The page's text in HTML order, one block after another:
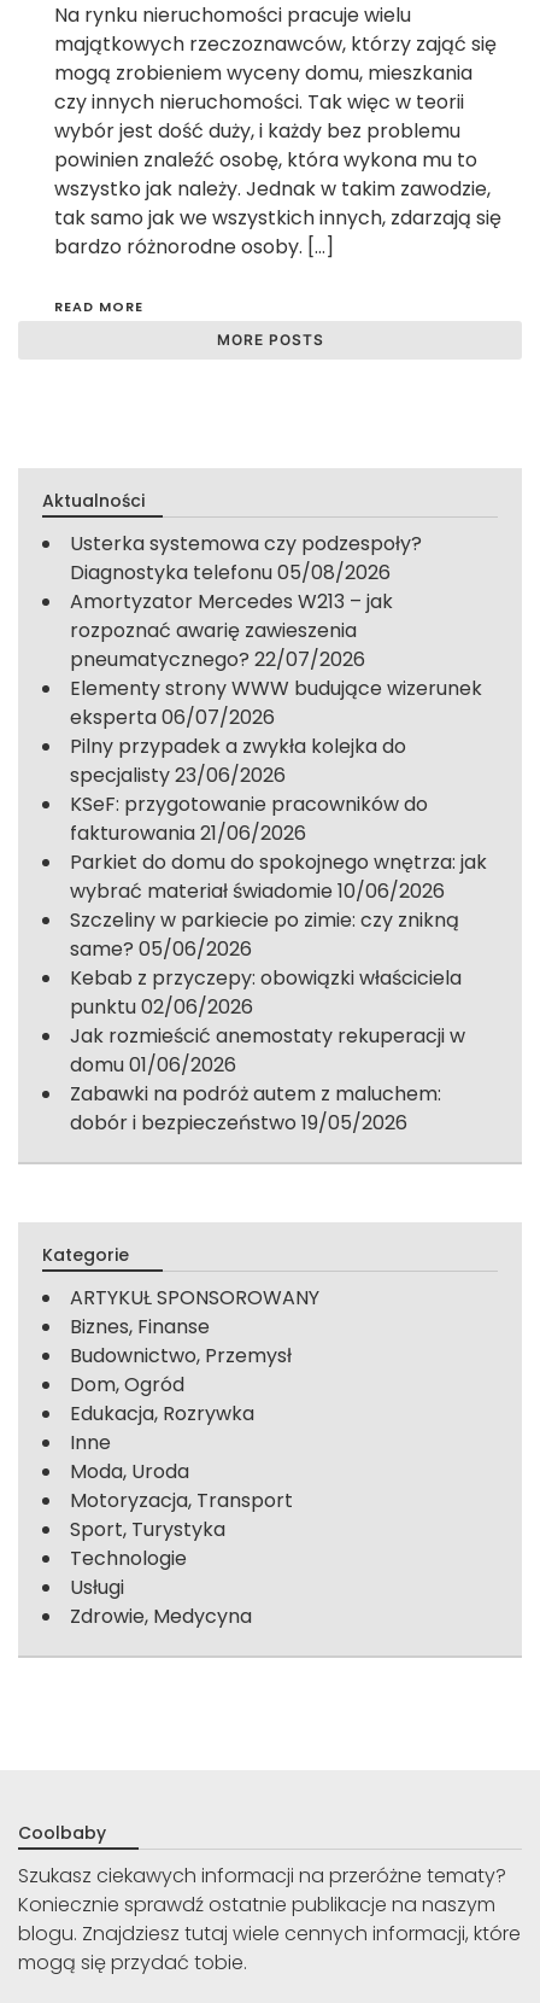
Na rynku nieruchomości pracuje wielu
majątkowych rzeczoznawców, którzy zająć się
mogą zrobieniem wyceny domu, mieszkania
czy innych nieruchomości. Tak więc w teorii
wybór jest dość duży, i każdy bez problemu
powinien znaleźć osobę, która wykona mu to
wszystko jak należy. Jednak w takim zawodzie,
tak samo jak we wszystkich innych, zdarzają się
bardzo różnorodne osoby. […]
READ MORE
MORE POSTS
Aktualności
Usterka systemowa czy podzespoły?
Diagnostyka telefonu05/08/2026
Amortyzator Mercedes W213 – jak
rozpoznać awarię zawieszenia
pneumatycznego? 22/07/2026
Elementy strony WWW budujące wizerunek
eksperta06/07/2026
Pilny przypadek a zwykła kolejka do
specjalisty23/06/2026
KSeF: przygotowanie pracowników do
fakturowania21/06/2026
Parkiet do domu do spokojnego wnętrza: jak
wybrać materiał świadomie 10/06/2026
Szczeliny w parkiecie po zimie: czy znikną
same? 05/06/2026
Kebab z przyczepy: obowiązki właściciela
punktu02/06/2026
Jak rozmieścić anemostaty rekuperacji w
domu01/06/2026
Zabawki na podróż autem z maluchem:
dobór i bezpieczeństwo 19/05/2026
Kategorie
ARTYKUŁ SPONSOROWANY
Biznes, Finanse
Budownictwo, Przemysł
Dom, Ogród
Edukacja, Rozrywka
Inne
Moda, Uroda
Motoryzacja, Transport
Sport, Turystyka
Technologie
Usługi
Zdrowie, Medycyna
Coolbaby
Szukasz ciekawych informacji na przeróżne tematy?
Koniecznie sprawdź ostatnie publikacje na naszym
blogu. Znajdziesz tutaj wiele cennych informacji, które
mogą się przydać tobie.